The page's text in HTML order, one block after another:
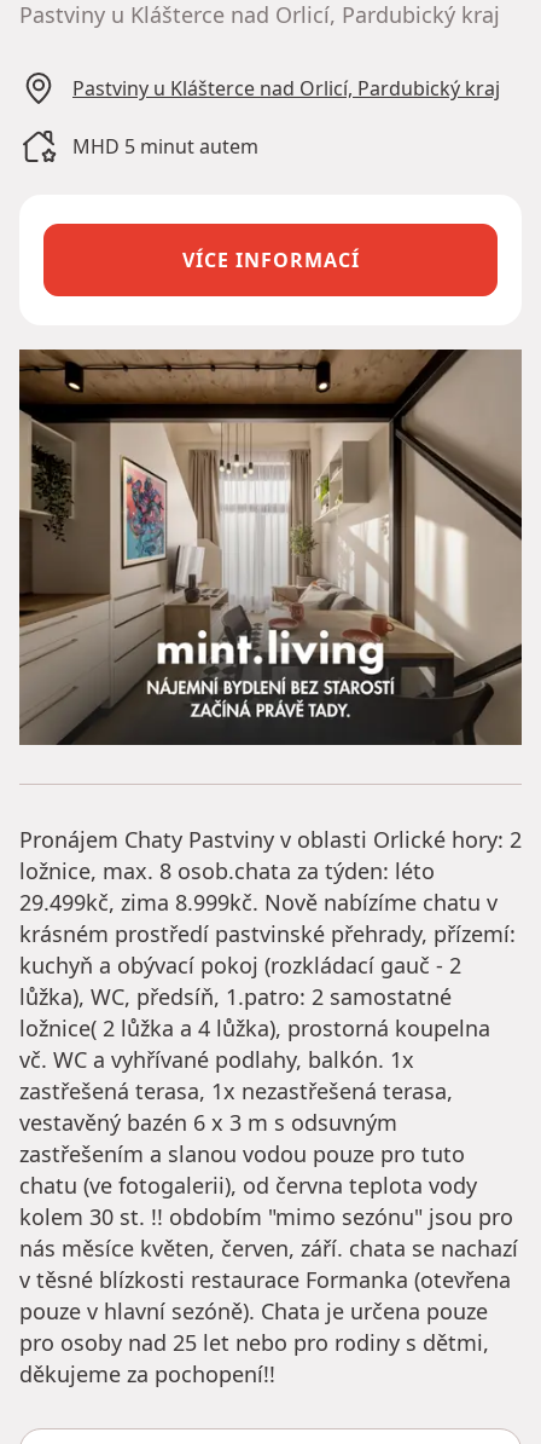
Pastviny u Klášterce nad Orlicí, Pardubický kraj
Pastviny u Klášterce nad Orlicí, Pardubický kraj
MHD 5 minut autem
VÍCE INFORMACÍ
Pronájem Chaty Pastviny v oblasti Orlické hory: 2
ložnice, max. 8 osob.chata za týden: léto
29.499kč, zima 8.999kč. Nově nabízíme chatu v
krásném prostředí pastvinské přehrady, přízemí:
kuchyň a obývací pokoj (rozkládací gauč - 2
lůžka), WC, předsíň, 1.patro: 2 samostatné
ložnice( 2 lůžka a 4 lůžka), prostorná koupelna
vč. WC a vyhřívané podlahy, balkón. 1x
zastřešená terasa, 1x nezastřešená terasa,
vestavěný bazén 6 x 3 m s odsuvným
zastřešením a slanou vodou pouze pro tuto
chatu (ve fotogalerii), od června teplota vody
kolem 30 st. !! obdobím "mimo sezónu" jsou pro
nás měsíce květen, červen, září. chata se nachazí
v těsné blízkosti restaurace Formanka (otevřena
pouze v hlavní sezóně). Chata je určena pouze
pro osoby nad 25 let nebo pro rodiny s dětmi,
děkujeme za pochopení!!